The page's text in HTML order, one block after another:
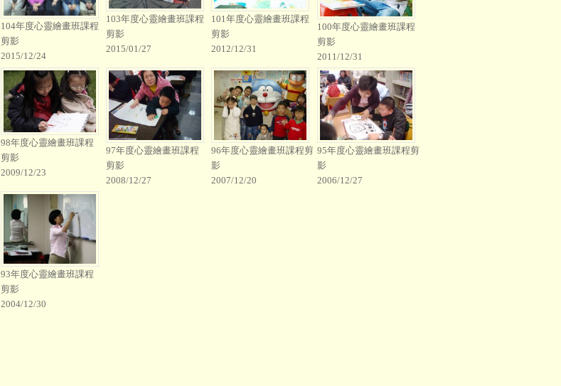
104年度心靈繪畫班課程
剪影
2015/12/24
103年度心靈繪畫班課程
剪影
2015/01/27
101年度心靈繪畫班課程
剪影
2012/12/31
100年度心靈繪畫班課程
剪影
2011/12/31
98年度心靈繪畫班課程
剪影
2009/12/23
97年度心靈繪畫班課程
剪影
2008/12/27
96年度心靈繪畫班課程剪
影
2007/12/20
95年度心靈繪畫班課程剪
影
2006/12/27
93年度心靈繪畫班課程
剪影
2004/12/30